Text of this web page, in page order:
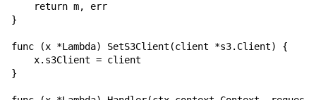
    return m, err
}
func (x *Lambda) SetS3Client(client *s3.Client) {
    x.s3Client = client
}